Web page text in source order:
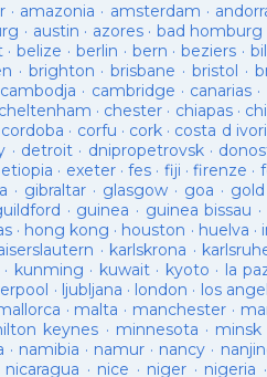
· amazonia · amsterdam ·
· austin · azores· bad homburg
·belize · berlin · bern ·beziers ·
· brighton ·brisbane · bristol ·
cambodja · cambridge · canarias ·
cheltenham · chester · chiapas·
cordoba · corfu · cork · costa d ivori
· detroit· dnipropetrovsk·
etiopia · exeter· fes · fiji · firenze ·
· gibraltar · glasgow· goa ·
· guinea · guinea bissau ·
· hong kong · houston · huelva ·
· karlskrona ·
kunming · kuwait· kyoto · la
· ljubljana · london · los
· malta · manchester ·
keynes · minnesota · minsk
· namibia · namur · nancy ·
nicaragua · nice · niger · nigeria ·